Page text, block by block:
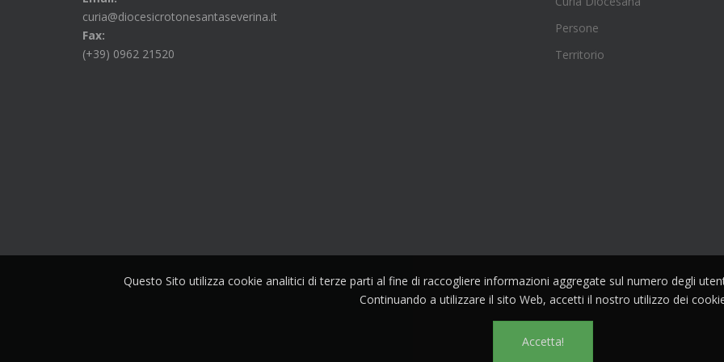
curia@diocesicrotonesantaseverina.it
Fax:
(+39) 0962 21520
Persone
Territorio
Questo Sito utilizza cookie analitici di terze parti al fine di raccogliere informazioni aggregate sul numero degli
Continuando a utilizzare il sito Web, accetti il nostro utilizzo dei
Accetta!